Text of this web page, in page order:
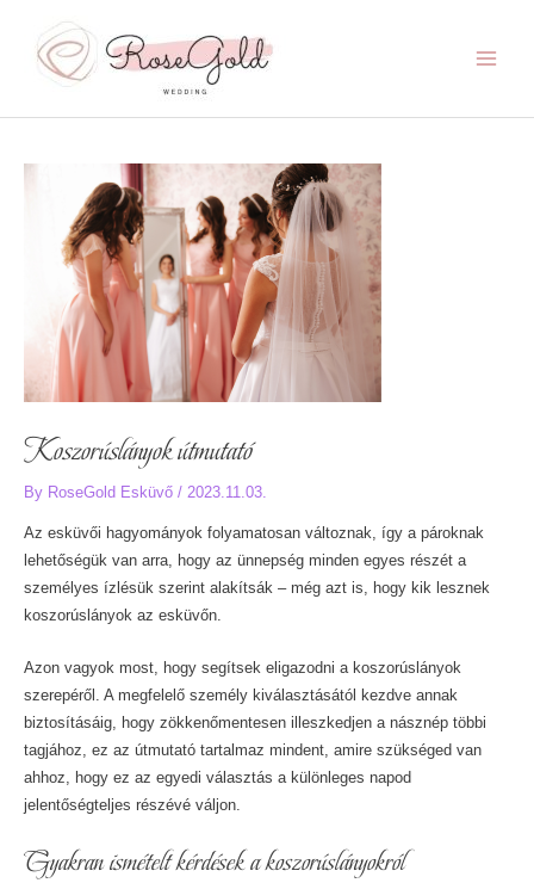
content
Menu
Koszorúslányok útmutató
By RoseGold Esküvő / 2023.11.03.
Az esküvői hagyományok folyamatosan változnak, így a pároknak
lehetőségük van arra, hogy az ünnepség minden egyes részét a
személyes ízlésük szerint alakítsák – még azt is, hogy kik lesznek
koszorúslányok az esküvőn.
Azon vagyok most, hogy segítsek eligazodni a koszorúslányok
szerepéről. A megfelelő személy kiválasztásától kezdve annak
biztosításáig, hogy zökkenőmentesen illeszkedjen a násznép többi
tagjához, ez az útmutató tartalmaz mindent, amire szükséged van
ahhoz, hogy ez az egyedi választás a különleges napod
jelentőségteljes részévé váljon.
Gyakran ismételt kérdések a koszorúslányokról